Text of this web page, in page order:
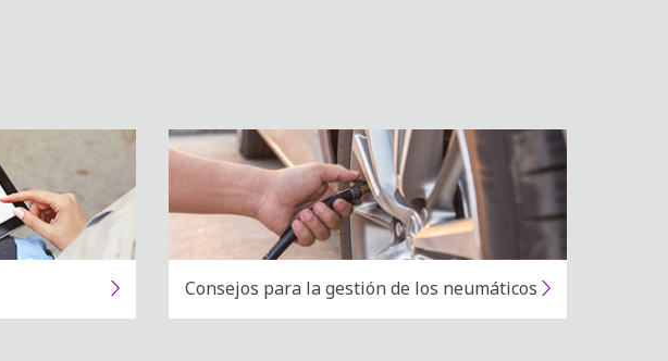
Consejos para la gestión de los neumáticos